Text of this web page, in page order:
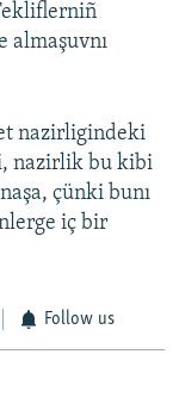
almaşuvnı
nazirligindeki
nazirlik bu kibi
çünki bunı
iç bir
Follow us